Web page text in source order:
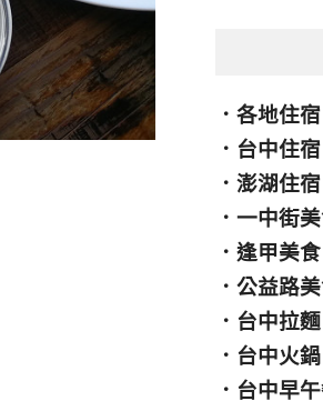
．各地住宿
． 台中住宿
．澎湖住宿
．一中街
．逢甲美食
．公益路
． 台中拉麵
． 台中火鍋
． 台中早